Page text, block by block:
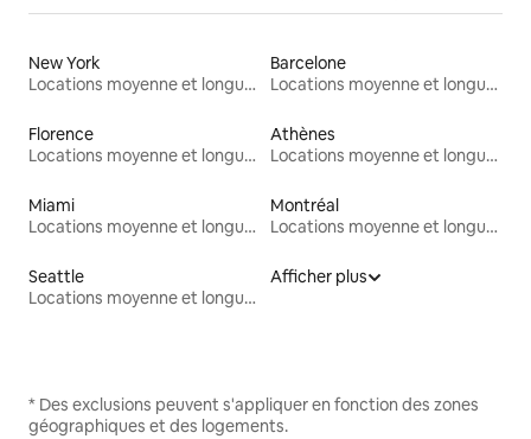
New York
Locations moyenne et longue durée
Barcelone
Locations moyenne et longue durée
Florence
Locations moyenne et longue durée
Athènes
Locations moyenne et longue durée
Miami
Locations moyenne et longue durée
Montréal
Locations moyenne et longue durée
Seattle
Locations moyenne et longue durée
Afficher plus
* Des exclusions peuvent s'appliquer en fonction des zones
géographiques et des logements.